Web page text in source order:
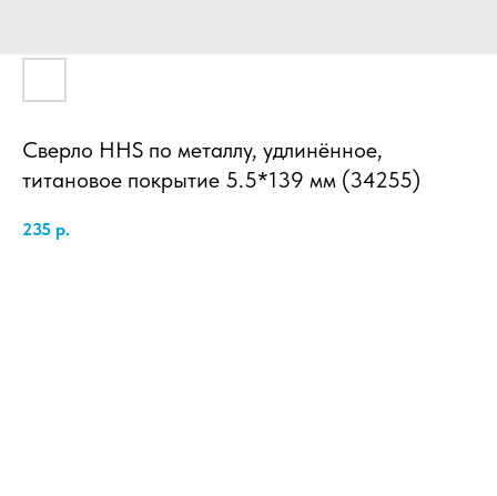
Сверло HHS по металлу, удлинённое,
титановое покрытие 5.5*139 мм (34255)
235 р.